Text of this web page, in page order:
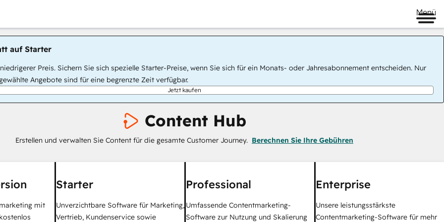
Menü
auf Starter
Preis. Sichern Sie sich spezielle Starter-Preise, wenn Sie sich für ein Monats- oder Jahresabonnement entscheiden. Nur
Angebote sind für eine begrenzte Zeit verfügbar.
Jetzt kaufen
Content Hub
Erstellen und verwalten Sie Content für die gesamte Customer Journey. Berechnen Sie Ihre Gebühren
mit
Starter
Unverzichtbare Software für Marketing,
Vertrieb, Kundenservice sowie
Professional
Umfassende Contentmarketing-
Software zur Nutzung und Skalierung
Enterprise
Unsere leistungsstärkste
Contentmarketing-Software für mehr